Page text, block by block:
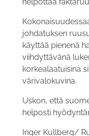
johdatuksen
käyttää pienenä
viihdyttävänä
korkealaa­tuisina
värivalokuvina.
Uskon, että
helposti
Inger Kullberg/